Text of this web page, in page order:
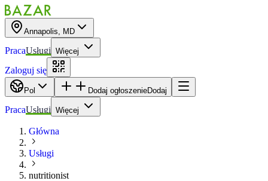
Annapolis, MD
PracaUsługi Więcej
Zaloguj się
Pol Dodaj ogłoszenieDodaj
PracaUsługi Więcej
Główna
Usługi
nutritionist